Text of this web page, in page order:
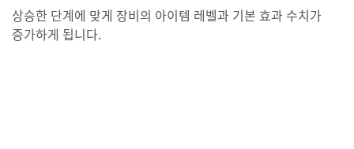
상승한 단계에 맞게 장비의 아이템 레벨과 기본 효과 수치가
증가하게 됩니다.